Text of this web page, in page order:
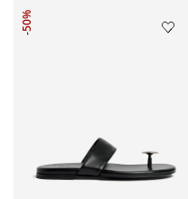
-50%